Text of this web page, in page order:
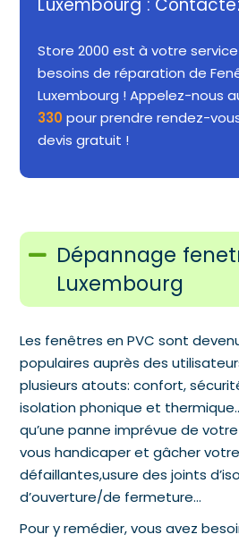
Luxembourg :
Store 2000 est à votre
besoins de réparation de
Luxembourg ! Appelez-nous
330 pour prendre rendez-
devis gratuit !
Dépannage
Luxembourg
Les fenêtres en PVC sont
populaires auprès des
plusieurs atouts: confort,
isolation phonique et
qu’une panne imprévue de
vous handicaper et gâcher
défaillantes,usure des joints
d’ouverture/de fermeture…
Pour y remédier, vous avez